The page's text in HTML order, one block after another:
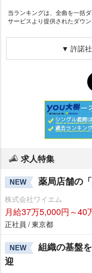
当ランキングは、全曲を一括
サービスより提供されたダウ
▼ 許諾
求人特集
NEW 薬局店舗の
株式会社ワイエム
月給37万5,000円～40
正社員 / 東京都
NEW
組織の基盤
迎